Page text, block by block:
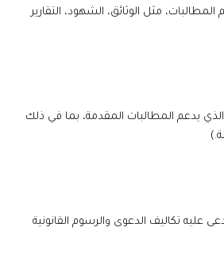
مثل الوثائق، الشهود، التقارير
يدعم المطالبات المقدمة، بما في ذلك
عليه تكاليف الدعوى والرسوم القانونية